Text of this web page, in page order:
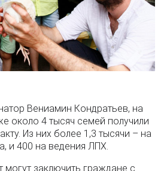
Вениамин Кондратьев, на
около 4 тысяч семей получили
Из них более 1,3 тысячи – на
и 400 на ведения ЛПХ.
могут заключить граждане с